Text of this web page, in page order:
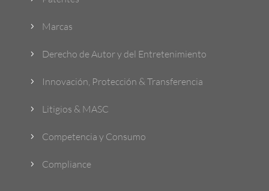
5 Marcas
5 Derecho de Autor y del Entretenimiento
5 Innovación, Protección & Transferencia
5 Litigios & MASC
5 Competencia y Consumo
5 Compliance